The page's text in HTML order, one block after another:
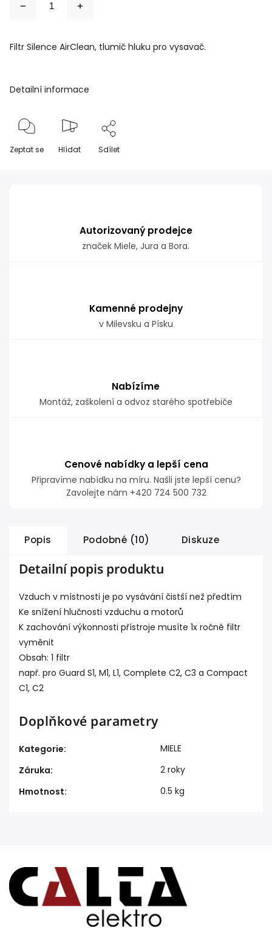
Filtr Silence AirClean, tlumič hluku pro vysavač.
Detailní informace
Zeptat se Hlídat Sdílet
Autorizovaný prodejce
značek Miele, Jura a Bora.
Kamenné prodejny
v Milevsku a Písku
Nabízíme
Montáž, zaškolení a odvoz starého spotřebiče
Cenové nabídky a lepší cena
Připravíme nabídku na míru. Našli jste lepší cenu?
Zavolejte nám +420 724 500 732
Popis Podobné (10) Diskuze
Detailní popis produktu
Vzduch v místnosti je po vysávání čistší než předtím
Ke snížení hlučnosti vzduchu a motorů
K zachování výkonnosti přístroje musíte 1x ročně filtr
vyměnit
Obsah: 1 filtr
např. pro Guard S1, M1, L1, Complete C2, C3 a Compact
C1, C2
Doplňkové parametry
Kategorie:
MIELE
Záruka:
2 roky
Hmotnost: 0.5 kg